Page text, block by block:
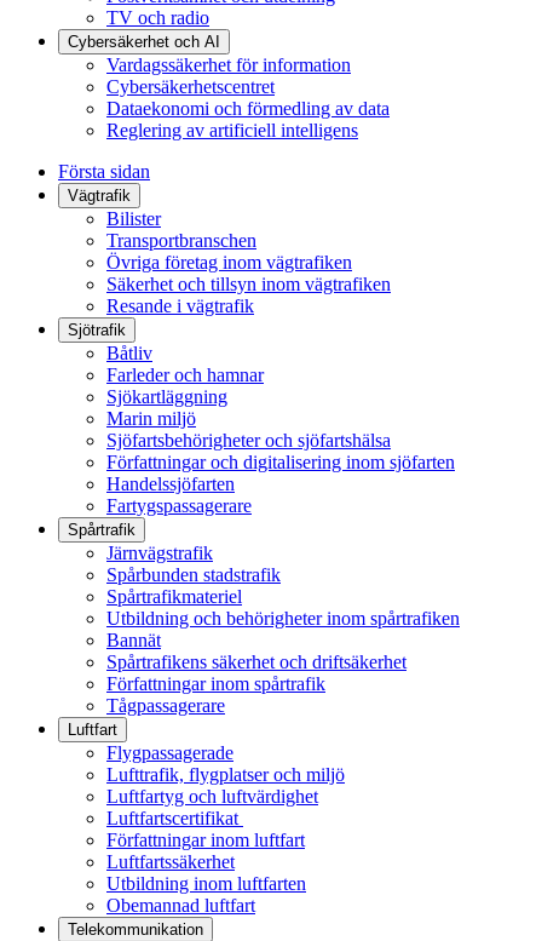
TV och radio
Cybersäkerhet och AI
Vardagssäkerhet för information
Cybersäkerhetscentret
Dataekonomi och förmedling av data
Reglering av artificiell intelligens
Första sidan
Vägtrafik
Bilister
Transportbranschen
Övriga företag inom vägtrafiken
Säkerhet och tillsyn inom vägtrafiken
Resande i vägtrafik
Sjötrafik
Båtliv
Farleder och hamnar
Sjökartläggning
Marin miljö
Sjöfartsbehörigheter och sjöfartshälsa
Författningar och digitalisering inom sjöfarten
Handelssjöfarten
Fartygspassagerare
Spårtrafik
Järnvägstrafik
Spårbunden stadstrafik
Spårtrafikmateriel
Utbildning och behörigheter inom spårtrafiken
Bannät
Spårtrafikens säkerhet och driftsäkerhet
Författningar inom spårtrafik
Tågpassagerare
Luftfart
Flygpassagerade
Lufttrafik, flygplatser och miljö
Luftfartyg och luftvärdighet
Luftfartscertifikat
Författningar inom luftfart
Luftfartssäkerhet
Utbildning inom luftfarten
Obemannad luftfart
Telekommunikation